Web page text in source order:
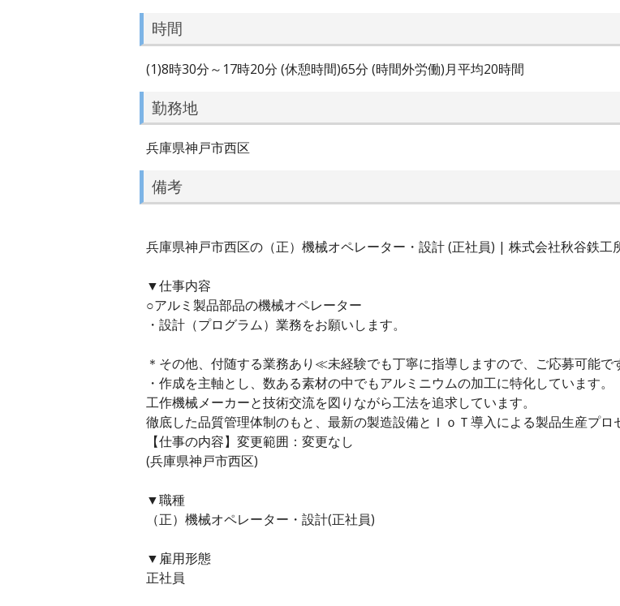
時間
(1)8時30分～17時20分 (休憩時間)65分 (時間外労働)月平均20時間
勤務地
兵庫県神戸市西区
備考
兵庫県神戸市西区の（正）機械オペレーター・設計 (正社員) | 株式会社秋谷鉄工
▼仕事内容
○アルミ製品部品の機械オペレーター
・設計（プログラム）業務をお願いします。
＊その他、付随する業務あり≪未経験でも丁寧に指導しますので、ご応募可能
・作成を主軸とし、数ある素材の中でもアルミニウムの加工に特化しています。
工作機械メーカーと技術交流を図りながら工法を追求しています。
徹底した品質管理体制のもと、最新の製造設備とＩｏＴ導入による製品生産プロ
【仕事の内容】変更範囲：変更なし
(兵庫県神戸市西区)
▼職種
（正）機械オペレーター・設計(正社員)
▼雇用形態
正社員